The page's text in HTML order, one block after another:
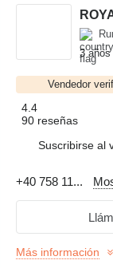
3
Vendedor
4.4
90 reseñas
Suscribirse al
+40 758 11...
Más información